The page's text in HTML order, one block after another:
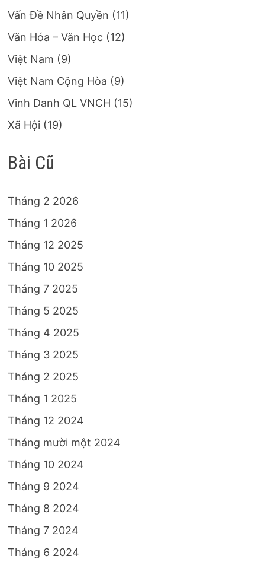
Vấn Đề Nhân Quyền (11)
Văn Hóa – Văn Học (12)
Việt Nam (9)
Việt Nam Cộng Hòa (9)
Vinh Danh QL VNCH (15)
Xã Hội (19)
Bài Cũ
Tháng 2 2026
Tháng 1 2026
Tháng 12 2025
Tháng 10 2025
Tháng 7 2025
Tháng 5 2025
Tháng 4 2025
Tháng 3 2025
Tháng 2 2025
Tháng 1 2025
Tháng 12 2024
Tháng mười một 2024
Tháng 10 2024
Tháng 9 2024
Tháng 8 2024
Tháng 7 2024
Tháng 6 2024